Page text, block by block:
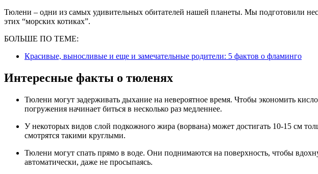
Тюлени – одни из самых удивительных обитателей нашей планеты. Мы подготовили
этих “морских котиках”.
БОЛЬШЕ ПО ТЕМЕ:
Красивые, выносливые и еще и замечательные родители: 5 фактов о фламинго
Интересные факты о тюленях
Тюлени могут задерживать дыхание на невероятное время. Чтобы экономить кислород, их сердце во время
погружения начинает биться в несколько раз медленнее.
У некоторых видов слой подкожного жира (ворвана) может достигать 10-15 см толщиной. Поэтому они
смотрятся такими круглыми.
Тюлени могут спать прямо в воде. Они поднимаются на поверхность, чтобы вдохнуть воздух, делают это
автоматически, даже не просыпаясь.